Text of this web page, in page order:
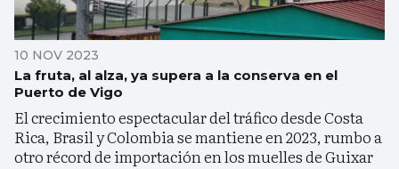
10 NOV 2023
La fruta, al alza, ya supera a la conserva en el
Puerto de Vigo
El crecimiento espectacular del tráfico desde Costa
Rica, Brasil y Colombia se mantiene en 2023, rumbo a
otro récord de importación en los muelles de Guixar